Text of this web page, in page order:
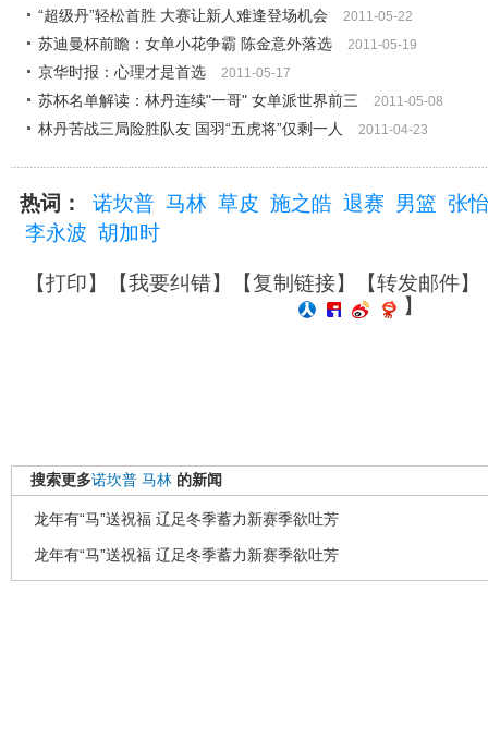
“超级丹”轻松首胜 大赛让新人难逢登场机会
2011-05-22
苏迪曼杯前瞻：女单小花争霸 陈金意外落选 2011-05-19
京华时报：心理才是首选 2011-05-17
苏杯名单解读：林丹连续"一哥" 女单派世界前三 2011-05-08
林丹苦战三局险胜队友 国羽“五虎将”仅剩一人 2011-04-23
热词： 诺坎普 马林 草皮 施之皓 退赛 男篮 张
李永波 胡加时
【打印】【我要纠错】【复制链接】【转发邮件】
】
搜索更多诺坎普 马林 的新闻
龙年有“马”送祝福 辽足冬季蓄力新赛季欲吐芳
龙年有“马”送祝福 辽足冬季蓄力新赛季欲吐芳